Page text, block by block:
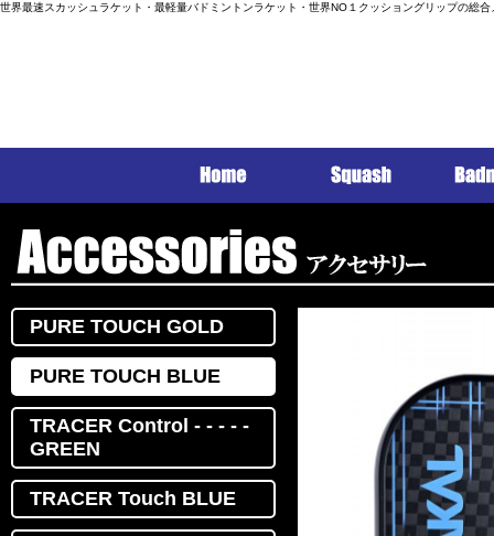
世界最速スカッシュラケット・最軽量バドミントンラケット・世界NO１クッショングリップの総
PURE TOUCH GOLD
PURE TOUCH BLUE
TRACER Control - - - - -
GREEN
TRACER Touch BLUE